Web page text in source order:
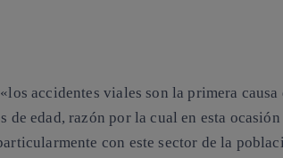
los accidentes viales son la primera causa
de edad, razón por la cual en esta
con este sector de la